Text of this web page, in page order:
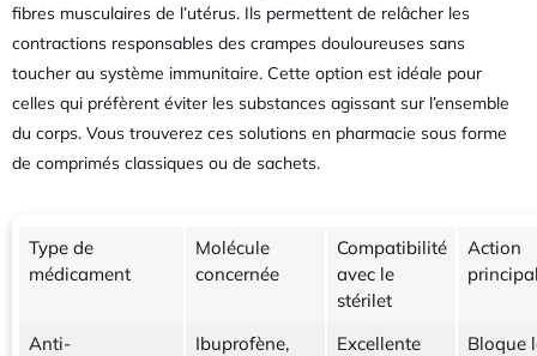
fibres musculaires de l’utérus. Ils permettent de relâcher les
contractions responsables des crampes douloureuses sans
toucher au système immunitaire. Cette option est idéale pour
celles qui préfèrent éviter les substances agissant sur l’ensemble
du corps. Vous trouverez ces solutions en pharmacie sous forme
de comprimés classiques ou de sachets.
Type de
médicament
Molécule
concernée
Compatibilité
avec le
stérilet
Action
Anti-
Ibuprofène,
Excellente
Bloque